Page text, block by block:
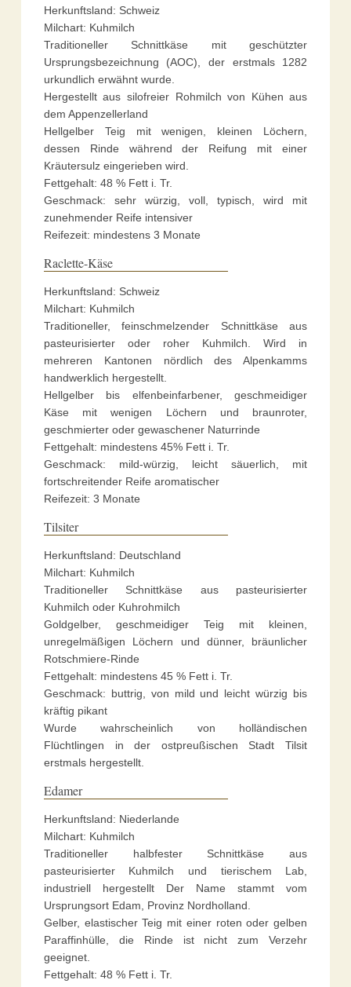
Herkunftsland: Schweiz
Milchart: Kuhmilch
Traditioneller Schnittkäse mit geschützter
Ursprungsbezeichnung (AOC), der erstmals 1282
urkundlich erwähnt wurde.
Hergestellt aus silofreier Rohmilch von Kühen aus
dem Appenzellerland
Hellgelber Teig mit wenigen, kleinen Löchern,
dessen Rinde während der Reifung mit einer
Kräutersulz eingerieben wird.
Fettgehalt: 48 % Fett i. Tr.
Geschmack: sehr würzig, voll, typisch, wird mit
zunehmender Reife intensiver
Reifezeit: mindestens 3 Monate
Raclette-Käse
Herkunftsland: Schweiz
Milchart: Kuhmilch
Traditioneller, feinschmelzender Schnittkäse aus
pasteurisierter oder roher Kuhmilch. Wird in
mehreren Kantonen nördlich des Alpenkamms
handwerklich hergestellt.
Hellgelber bis elfenbeinfarbener, geschmeidiger
Käse mit wenigen Löchern und braunroter,
geschmierter oder gewaschener Naturrinde
Fettgehalt: mindestens 45% Fett i. Tr.
Geschmack: mild-würzig, leicht säuerlich, mit
fortschreitender Reife aromatischer
Reifezeit: 3 Monate
Tilsiter
Herkunftsland: Deutschland
Milchart: Kuhmilch
Traditioneller Schnittkäse aus pasteurisierter
Kuhmilch oder Kuhrohmilch
Goldgelber, geschmeidiger Teig mit kleinen,
unregelmäßigen Löchern und dünner, bräunlicher
Rotschmiere-Rinde
Fettgehalt: mindestens 45 % Fett i. Tr.
Geschmack: buttrig, von mild und leicht würzig bis
kräftig pikant
Wurde wahrscheinlich von holländischen
Flüchtlingen in der ostpreußischen Stadt Tilsit
erstmals hergestellt.
Edamer
Herkunftsland: Niederlande
Milchart: Kuhmilch
Traditioneller halbfester Schnittkäse aus
pasteurisierter Kuhmilch und tierischem Lab,
industriell hergestellt Der Name stammt vom
Ursprungsort Edam, Provinz Nordholland.
Gelber, elastischer Teig mit einer roten oder gelben
Paraffinhülle, die Rinde ist nicht zum Verzehr
geeignet.
Fettgehalt: 48 % Fett i. Tr.